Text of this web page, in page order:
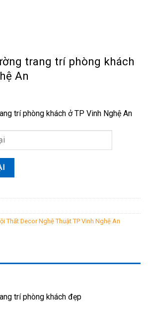
trang trí phòng khách
An
trí phòng khách ở TP Vinh Nghệ An
Thất Decor Nghệ Thuật TP Vinh Nghệ An
trí phòng khách đẹp